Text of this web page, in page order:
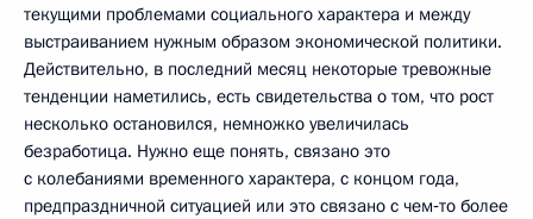
текущими проблемами социального характера и между
выстраиванием нужным образом экономической политики.
Действительно, в последний месяц некоторые тревожные
тенденции наметились, есть свидетельства о том, что рост
несколько остановился, немножко увеличилась
безработица. Нужно еще понять, связано это
с колебаниями временного характера, с концом года,
предпраздничной ситуацией или это связано с чем‑то более